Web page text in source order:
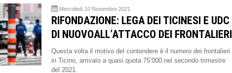
Mercoledì 10 Novembre 2021
RIFONDAZIONE: LEGA DEI TICINESI E UDC
DI NUOVOALL’ATTACCO DEI FRONTALIERI
Questa volta il motivo del contendere è il numero dei frontalieri
in Ticino, arrivato a quasi quota 75’000 nel secondo trimestre
del 2021.